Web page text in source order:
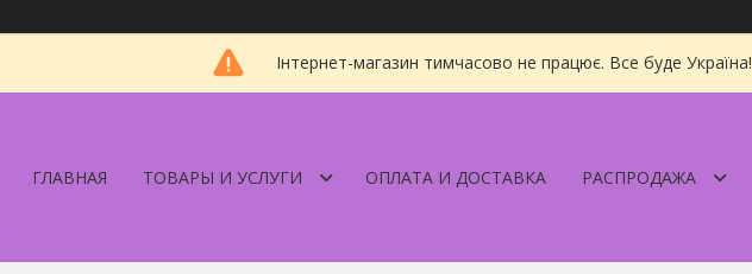
Інтернет-магазин тимчасово не працює. Все буде Україна!
ГЛАВНАЯ ТОВАРЫ И УСЛУГИ ОПЛАТА И ДОСТАВКА РАСПРОДАЖА